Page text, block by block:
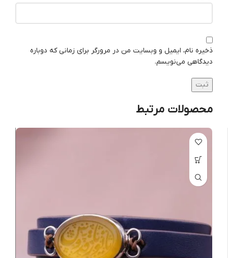
ذخیره نام، ایمیل و وبسایت من در مرورگر برای زمانی که دوباره
دیدگاهی می‌نویسم.
محصولات مرتبط